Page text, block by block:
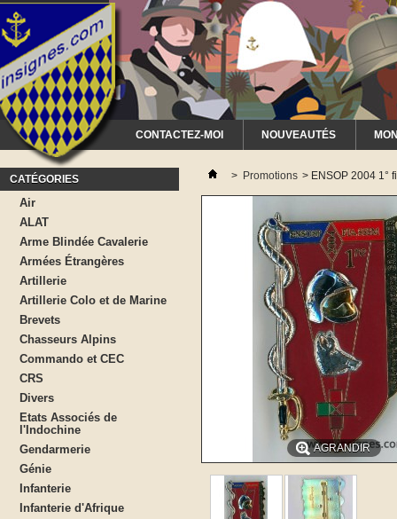
CONTACTEZ-MOI NOUVEAUTÉS
CATÉGORIES
Air
ALAT
Arme Blindée Cavalerie
Armées Étrangères
Artillerie
Artillerie Colo et de Marine
Brevets
Chasseurs Alpins
Commando et CEC
CRS
Divers
Etats Associés de
l'Indochine
Gendarmerie
Génie
Infanterie
Infanterie d'Afrique
> Promotions > ENSOP 2004 1°
AGRANDIR